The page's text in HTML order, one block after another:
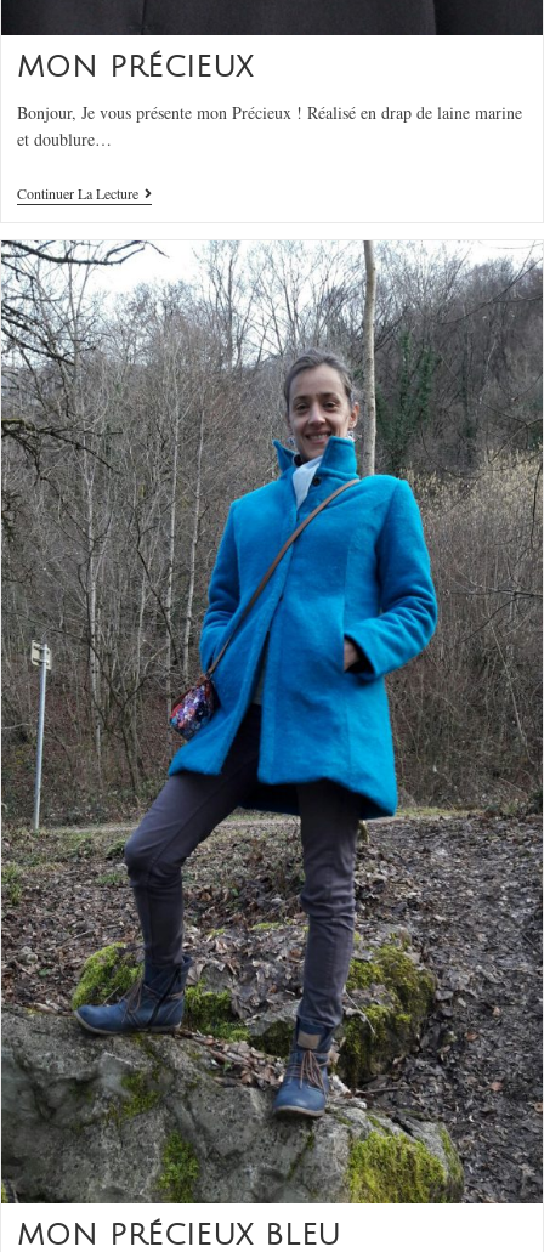
MON PRÉCIEUX
Bonjour, Je vous présente mon Précieux ! Réalisé en drap de laine marine
et doublure…
Continuer La Lecture
MON PRÉCIEUX BLEU